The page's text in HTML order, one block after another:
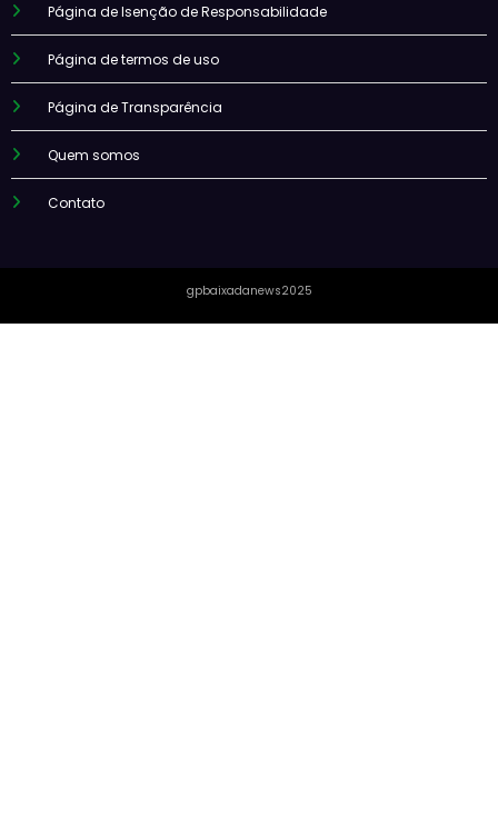
Página de Isenção de Responsabilidade
Página de termos de uso
Página de Transparência
Quem somos
Contato
gpbaixadanews2025